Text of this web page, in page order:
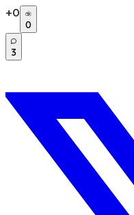
+0
0
3